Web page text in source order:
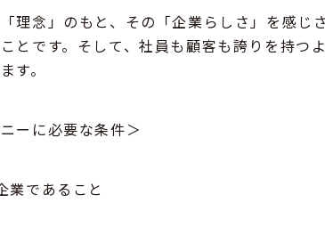
理念」のもと、その「企業らしさ」を感
とです。そして、社員も顧客も誇りを持
す。
ーに必要な条件＞
であること